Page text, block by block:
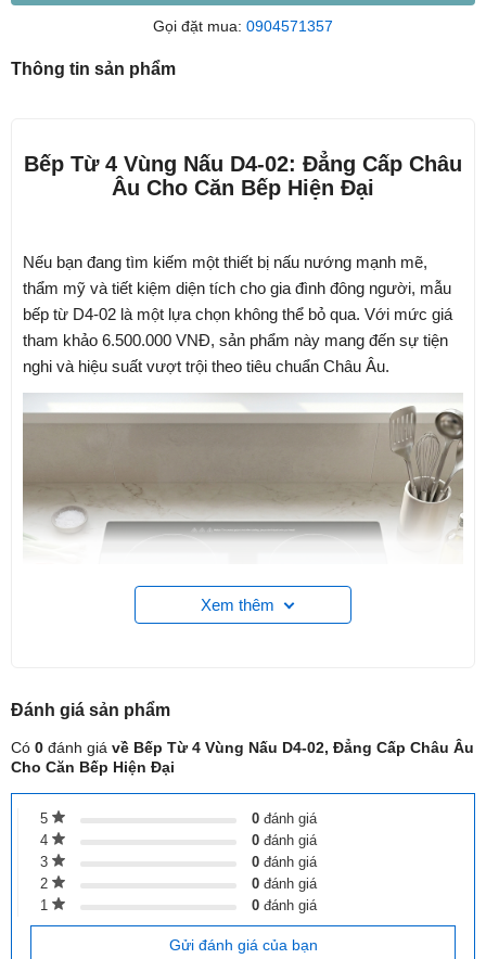
Gọi đặt mua: 0904571357
Thông tin sản phẩm
Bếp Từ 4 Vùng Nấu D4-02: Đẳng Cấp Châu
Âu Cho Căn Bếp Hiện Đại
Nếu bạn đang tìm kiếm một thiết bị nấu nướng mạnh mẽ,
thẩm mỹ và tiết kiệm diện tích cho gia đình đông người, mẫu
bếp từ D4-02 là một lựa chọn không thể bỏ qua. Với mức giá
tham khảo 6.500.000 VNĐ, sản phẩm này mang đến sự tiện
nghi và hiệu suất vượt trội theo tiêu chuẩn Châu Âu.
1. Số lượng vùng nấu vượt trội
Sản phẩm gây ấn tượng với 4 vùng nấu (4 Burners)
hợp trên một mặt kính có kích thước 600510mm. Thiết kế đa
Xem thêm
Đánh giá sản phẩm
Có 0 đánh giá về Bếp Từ 4 Vùng Nấu D4-02, Đẳng Cấp Châu Âu
Cho Căn Bếp Hiện Đại
5 0 đánh giá
4
0 đánh giá
3
0 đánh giá
2
0 đánh giá
1
0 đánh giá
Gửi đánh giá của bạn